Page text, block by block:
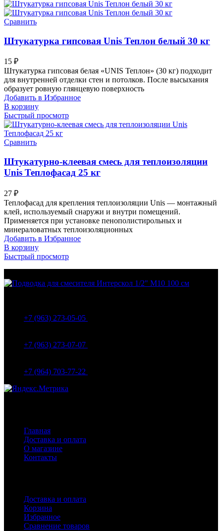
Сравнить
Штукатурка гипсовая Unis Теплон белый 30 кг
15 ₽
Штукатурка гипсовая белая «UNIS Теплон» (30 кг) подходит
для внутренней отделки стен и потолков. После высыхания
образует ровную глянцевую поверхность
Добавить в Избранное
В корзину
Быстрый просмотр
Сравнить
Штукатурно-клеевая смесь для теплоизоляции
Unis Теплофасад 25 кг
27 ₽
Теплофасад для крепления теплоизоляции Unis — монтажный
клей, используемый снаружи и внутри помещений.
Применяется при установке пенополистирольных и
минераловатных теплоизоляционных
Добавить в Избранное
В корзину
Быстрый просмотр
+7 (963) 273-05-05
+7 (963) 273-07-07
+7 (964) 703-77-22
Главная
Доставка и оплата
О магазине
Контакты
Доставка и оплата
Корзина
Избранное
Сравнение товаров